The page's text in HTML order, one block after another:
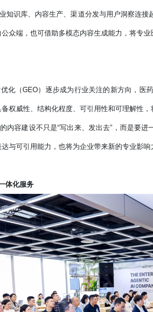
识库、内容生产、渠道分发与用户洞察连接
众端，也可借助多模态内容生成能力，将专
（GEO）逐步成为行业关注的新方向，医
权威性、结构化程度、可引用性和可理解性
容建设不只是“写出来、发出去”，而是要
与可引用能力，也将为企业带来新的专业影响
体化服务